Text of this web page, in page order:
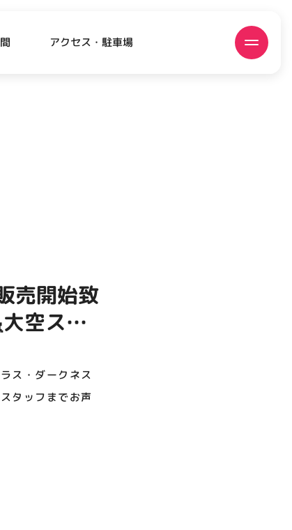
アクセス・駐車場
戦PLAZA
ッチンカースペース 出店
ダー
BBQビアガーデン 屋上
営業中！
シカメラ 平日限定1時
サービス
アム駐車サービス [4～
店対象]
売開始致
空スバ
ス・ダークネス
タッフまでお声